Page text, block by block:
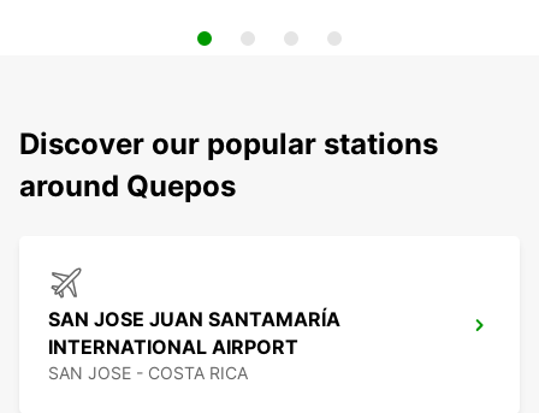
Discover our popular stations
around Quepos
SAN JOSE JUAN SANTAMARÍA
INTERNATIONAL AIRPORT
SAN JOSE - COSTA RICA